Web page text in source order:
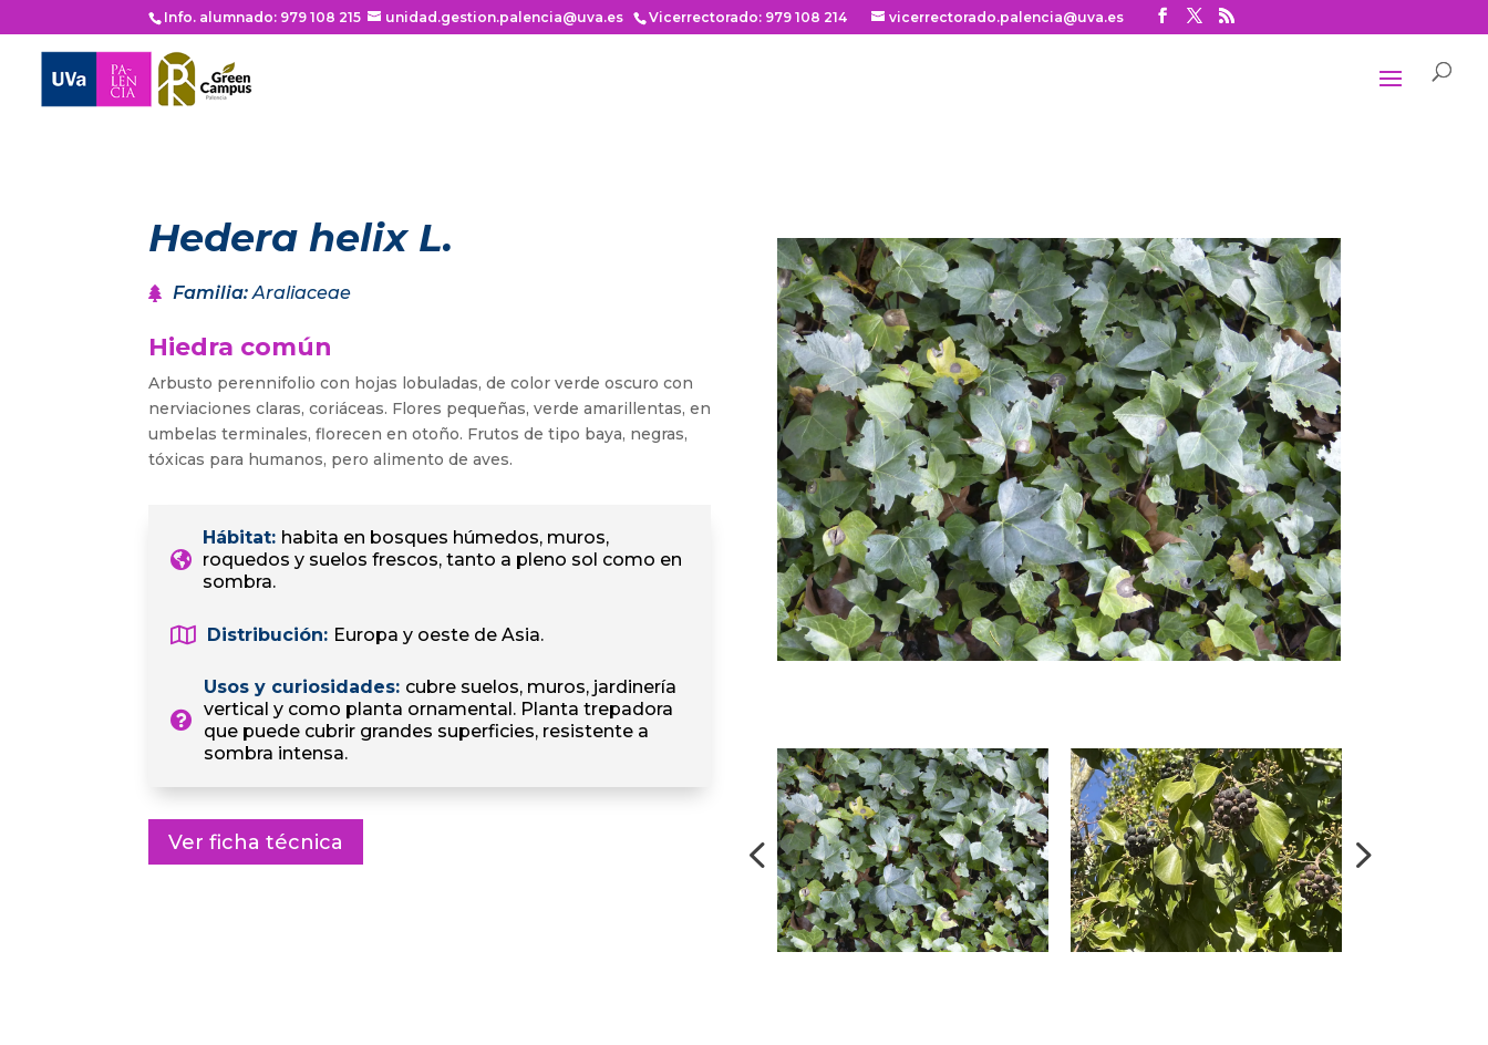
Info. alumnado: 979 108 215 unidad.gestion.palencia@uva.es Vicerrectorado: 979 108 214 vicerrectorado.palencia@uva.es
Hedera helix L.
Familia:Araliaceae
Hiedra común
Arbusto perennifolio con hojas lobuladas, de color verde oscuro con
nerviaciones claras, coriáceas. Flores pequeñas, verde amarillentas, en
umbelas terminales, florecen en otoño. Frutos de tipo baya, negras,
tóxicas para humanos, pero alimento de aves.
Hábitat: habita en bosques húmedos, muros,
roquedos y suelos frescos, tanto a pleno sol como en
sombra.
Distribución: Europa y oeste de Asia.
Usos y curiosidades: cubre suelos, muros, jardinería
vertical y como planta ornamental. Planta trepadora
que puede cubrir grandes superficies, resistente a
sombra intensa.
Ver ficha técnica